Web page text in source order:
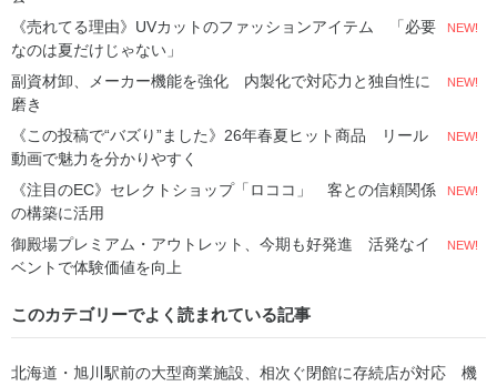
《売れてる理由》UVカットのファッションアイテム 「必要
なのは夏だけじゃない」
NEW!
副資材卸、メーカー機能を強化 内製化で対応力と独自性に
磨き
NEW!
《この投稿で“バズり”ました》26年春夏ヒット商品 リール
動画で魅力を分かりやすく
NEW!
《注目のEC》セレクトショップ「ロココ」 客との信頼関係
の構築に活用
NEW!
御殿場プレミアム・アウトレット、今期も好発進 活発なイ
ベントで体験価値を向上
NEW!
このカテゴリーでよく読まれている記事
北海道・旭川駅前の大型商業施設、相次ぐ閉館に存続店が対応 機